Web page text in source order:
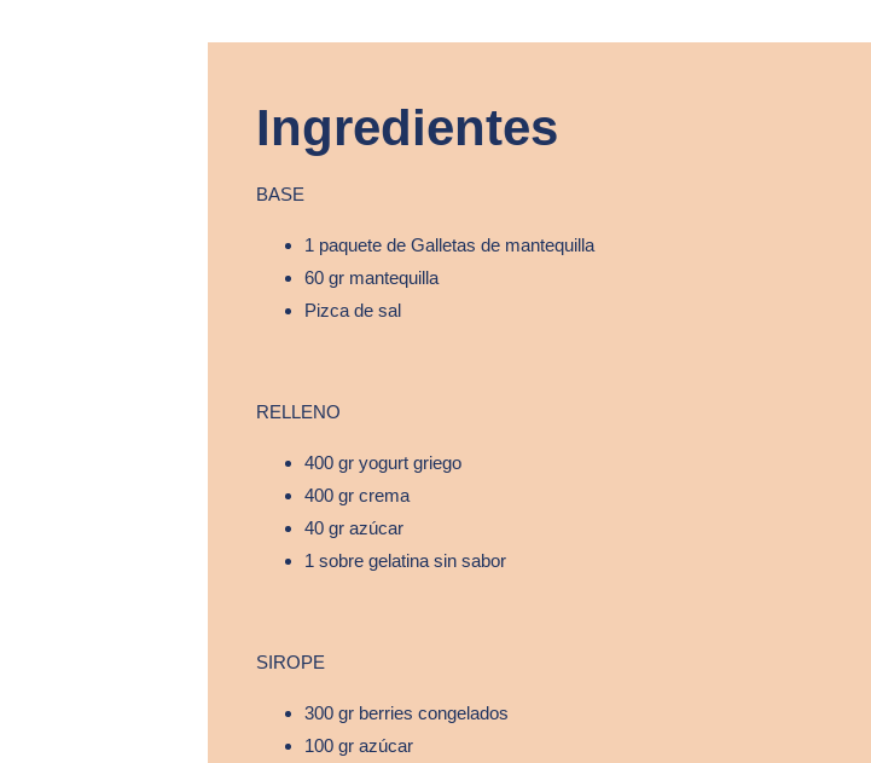
Ingredientes
BASE
1 paquete de Galletas de mantequilla
60 gr mantequilla
Pizca de sal
RELLENO
400 gr yogurt griego
400 gr crema
40 gr azúcar
1 sobre gelatina sin sabor
SIROPE
300 gr berries congelados
100 gr azúcar